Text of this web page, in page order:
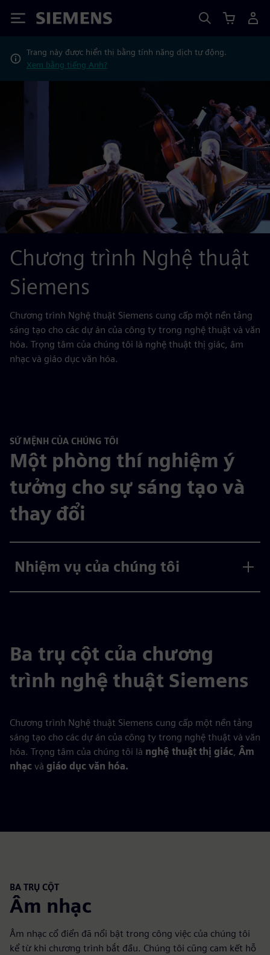
Siemens
Trang này được hiển thị bằng tính năng dịch tự động.
Xem bằng tiếng Anh?
Chương trình Nghệ thuật
Siemens
Chương trình Nghệ thuật Siemens cung cấp một nền tảng
sáng tạo cho các dự án của công ty trong nghệ thuật và văn
hóa. Trọng tâm của chúng tôi là nghệ thuật thị giác, âm
nhạc và giáo dục văn hóa.
SỨ MỆNH CỦA CHÚNG TÔI
Một phòng thí nghiệm ý
tưởng cho sự sáng tạo và
thay đổi
Nhiệm vụ của chúng tôi
Ba trụ cột của chương
trình nghệ thuật Siemens
Chương trình Nghệ thuật Siemens cung cấp một nền tảng
sáng tạo cho các dự án của công ty trong nghệ thuật và văn
hóa. Trọng tâm của chúng tôi là nghệ thuật thị giác Âm
nhạc và giáo dục văn hóa.
BA TRỤ CỘT
Âm nhạc
Âm nhạc cổ điển đã nổi bật trong công việc của chúng tôi
kể từ khi chương trình bắt đầu. Chúng tôi cũng cam kết hỗ